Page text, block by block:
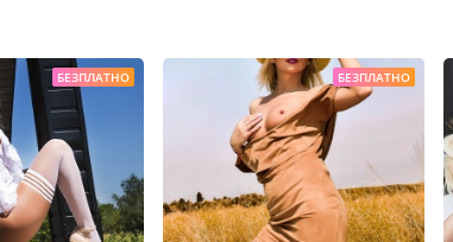
БЕЗПЛАТНО БЕЗПЛАТНО